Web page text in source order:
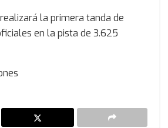
realizará la primera tanda de
en la pista de 3.625